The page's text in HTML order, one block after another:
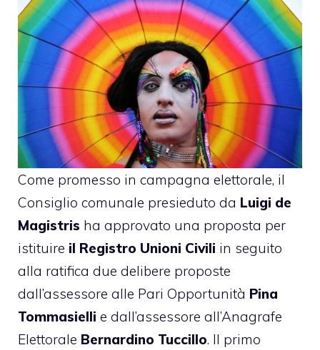
Come promesso in campagna elettorale, il
Consiglio comunale presieduto da Luigi de
Magistris ha approvato una proposta per
istituire il Registro Unioni Civili in seguito
alla ratifica due delibere proposte
dall’assessore alle Pari Opportunità Pina
Tommasielli e dall’assessore all’Anagrafe
Elettorale Bernardino Tuccillo. Il primo